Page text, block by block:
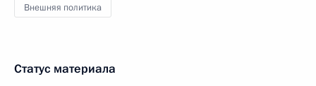
Внешняя политика
Статус материала